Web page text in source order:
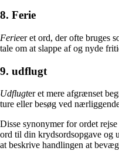
8. Ferie
Ferieer et ord, der ofte bruges
tale om at slappe af og nyde
9. udflugt
Udflugter et mere afgrænset
ture eller besøg ved
Disse synonymer for ordet
ord til din krydsordsopgave og
at beskrive handlingen at